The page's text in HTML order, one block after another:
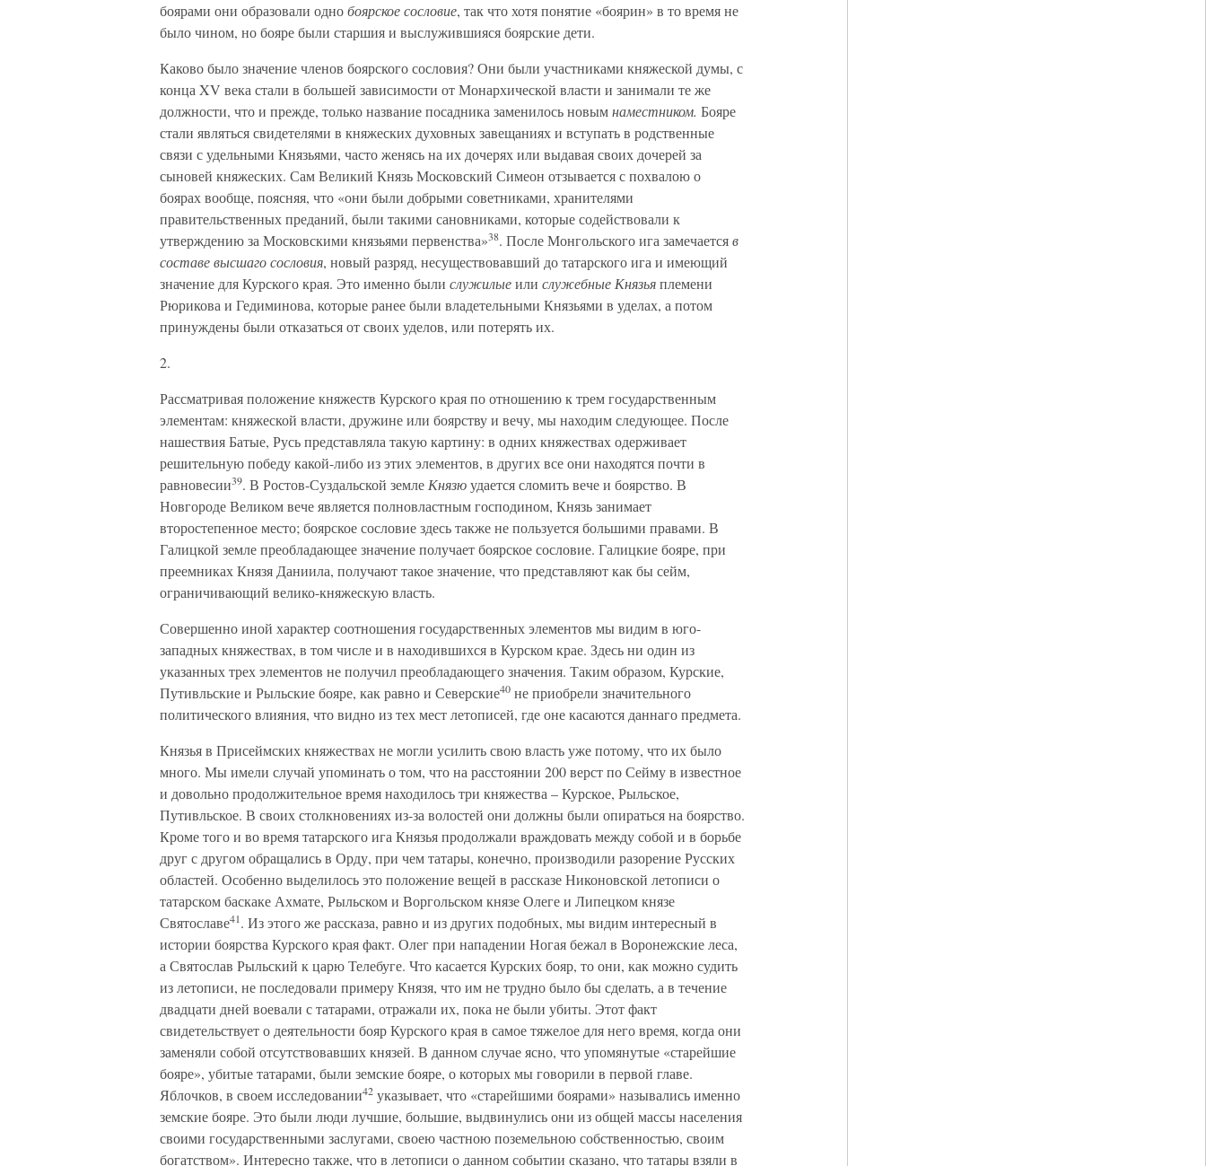
боярами они образовали однобоярское сословие, так что хотя понятие «боярин» в то время не
было чином, но бояре были старшия и выслужившияся боярские дети.
Каково было значение членов боярского сословия? Они были участниками княжеской думы, с
конца XV века стали в большей зависимости от Монархической власти и занимали те же
должности, что и прежде, только название посадника заменилось новымнаместником. Бояре
стали являться свидетелями в княжеских духовных завещаниях и вступать в родственные
связи с удельными Князьями, часто женясь на их дочерях или выдавая своих дочерей за
сыновей княжеских. Сам Великий Князь Московский Симеон отзывается с похвалою о
боярах вообще, поясняя, что «они были добрыми советниками, хранителями
правительственных преданий, были такими сановниками, которые содействовали к
утверждению за Московскими князьями первенства»38. После Монгольского ига замечаетсяв
составе высшаго сословия, новый разряд, несуществовавший до татарского ига и имеющий
значение для Курского края. Это именно были служилыеили служебные Князьяплемени
Рюрикова и Гедиминова, которые ранее были владетельными Князьями в уделах, а потом
принуждены были отказаться от своих уделов, или потерять их.
2.
Рассматривая положение княжеств Курского края по отношению к трем государственным
элементам: княжеской власти, дружине или боярству и вечу, мы находим следующее. После
нашествия Батые, Русь представляла такую картину: в одних княжествах одерживает
решительную победу какой-либо из этих элементов, в других все они находятся почти в
равновесии39. В Ростов-Суздальской земле Князюудается сломить вече и боярство. В
Новгороде Великом вече является полновластным господином, Князь занимает
второстепенное место; боярское сословие здесь также не пользуется большими правами. В
Галицкой земле преобладающее значение получает боярское сословие. Галицкие бояре, при
преемниках Князя Даниила, получают такое значение, что представляют как бы сейм,
ограничивающий велико-княжескую власть.
Совершенно иной характер соотношения государственных элементов мы видим в юго-
западных княжествах, в том числе и в находившихся в Курском крае. Здесь ни один из
указанных трех элементов не получил преобладающего значения. Таким образом, Курские,
Путивльские и Рыльские бояре, как равно и Северские40 не приобрели значительного
политического влияния, что видно из тех мест летописей, где оне касаются даннаго предмета.
Князья в Присеймских княжествах не могли усилить свою власть уже потому, что их было
много. Мы имели случай упоминать о том, что на расстоянии 200 верст по Сейму в известное
и довольно продолжительное время находилось три княжества – Курское, Рыльское,
Путивльское. В своих столкновениях из-за волостей они должны были опираться на боярство.
Кроме того и во время татарского ига Князья продолжали враждовать между собой и в борьбе
друг с другом обращались в Орду, при чем татары, конечно, производили разорение Русских
областей. Особенно выделилось это положение вещей в рассказе Никоновской летописи о
татарском баскаке Ахмате, Рыльском и Воргольском князе Олеге и Липецком князе
Святославе41. Из этого же рассказа, равно и из других подобных, мы видим интересный в
истории боярства Курского края факт. Олег при нападении Ногая бежал в Воронежские леса,
а Святослав Рыльский к царю Телебуге. Что касается Курских бояр, то они, как можно судить
из летописи, не последовали примеру Князя, что им не трудно было бы сделать, а в течение
двадцати дней воевали с татарами, отражали их, пока не были убиты. Этот факт
свидетельствует о деятельности бояр Курского края в самое тяжелое для него время, когда они
заменяли собой отсутствовавших князей. В данном случае ясно, что упомянутые «старейшие
бояре», убитые татарами, были земские бояре, о которых мы говорили в первой главе.
Яблочков, в своем исследовании42 указывает, что «старейшими боярами» назывались именно
земские бояре. Это были люди лучшие, большие, выдвинулись они из общей массы населения
своими государственными заслугами, своею частною поземельною собственностью, своим
богатством». Интересно также, что в летописи о данном событии сказано, что татары взяли в